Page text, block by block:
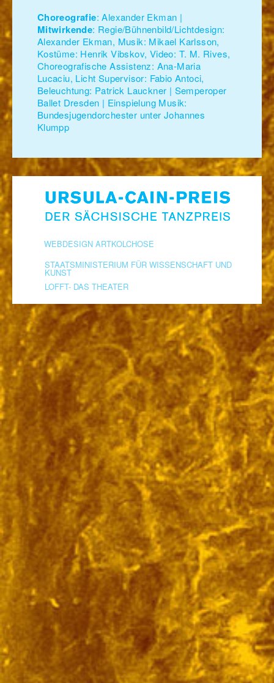
Choreografie: Alexander Ekman |
Mitwirkende: Regie/Bühnenbild/Lichtdesign:
Alexander Ekman, Musik: Mikael Karlsson,
Kostüme: Henrik Vibskov, Video: T. M. Rives,
Choreografische Assistenz: Ana-Maria
Lucaciu, Licht Supervisor: Fabio Antoci,
Beleuchtung: Patrick Lauckner | Semperoper
Ballet Dresden | Einspielung Musik:
Bundesjugendorchester unter Johannes
Klumpp
WEBDESIGN ARTKOLCHOSE
STAATSMINISTERIUM FÜR WISSENSCHAFT UND
KUNST
LOFFT- DAS THEATER